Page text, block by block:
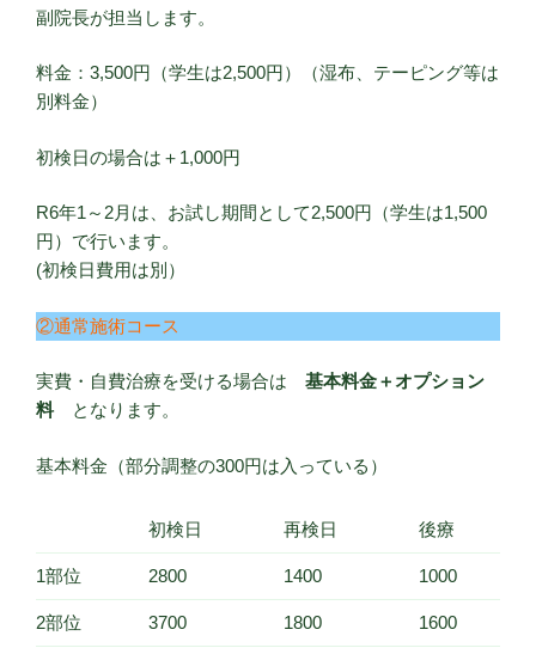
副院長が担当します。
料金：3,500円（学生は2,500円）（湿布、テーピング等は
別料金）
初検日の場合は＋1,000円
R6年1～2月は、お試し期間として2,500円（学生は1,500
円）で行います。
(初検日費用は別）
②通常施術コース
実費・自費治療を受ける場合は 基本料金＋オプション
料となります。
基本料金（部分調整の300円は入っている）
初検日 再検日 後療
1部位 2800 1400 1000
2部位 3700 1800 1600